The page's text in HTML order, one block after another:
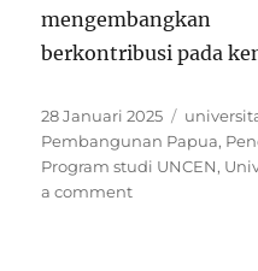
berkontribusi pada
Posted
on
28 Januari 2025
Pembangunan Papua,
Program studi UNCEN,
a commenton